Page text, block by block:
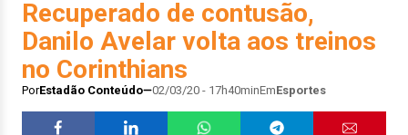
Recuperado de contusão,
Danilo Avelar volta aos treinos
no Corinthians
PorEstadão Conteúdo 02/03/20 - 17h40minEmEsportes